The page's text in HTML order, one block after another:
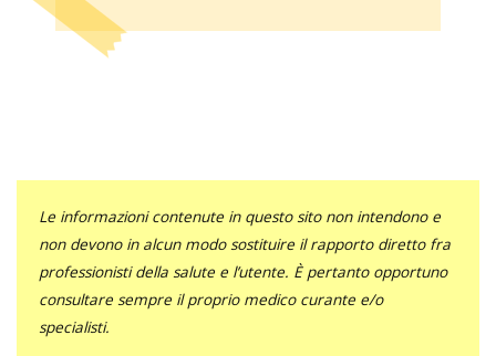
Le informazioni contenute in questo sito non intendono e
non devono in alcun modo sostituire il rapporto diretto fra
professionisti della salute e l’utente. È pertanto opportuno
consultare sempre il proprio medico curante e/o
specialisti.